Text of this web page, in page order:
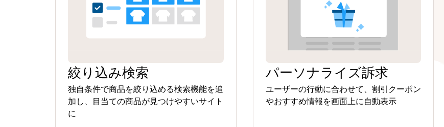
絞り込み検索
独自条件で商品を絞り込める検索機能を追
加し、目当ての商品が見つけやすいサイト
に
パーソナライズ訴求
ユーザーの行動に合わせて、割引クーポン
やおすすめ情報を画面上に自動表示